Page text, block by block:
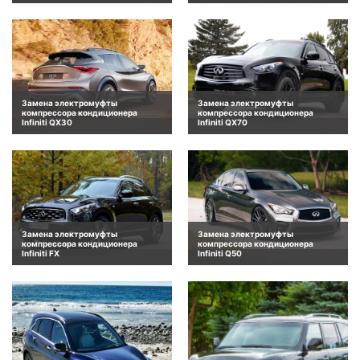
Замена электромуфты
компрессора кондиционера
Infiniti QX30
Замена электромуфты
компрессора кондиционера
Infiniti QX70
Замена электромуфты
компрессора кондиционера
Infiniti FX
Замена электромуфты
компрессора кондиционера
Infiniti Q50